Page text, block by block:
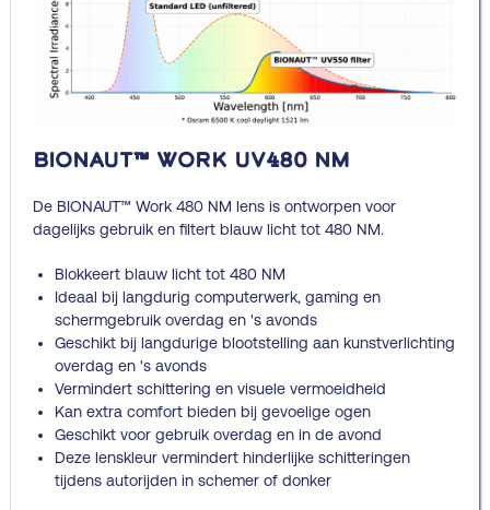
BIONAUT™ Work UV480 NM
De BIONAUT™ Work 480 NM lens is ontworpen voor
dagelijks gebruik en filtert blauw licht tot 480 NM.
Blokkeert blauw licht tot 480 NM
Ideaal bij langdurig computerwerk, gaming en
schermgebruik overdag en 's avonds
Geschikt bij langdurige blootstelling aan kunstverlichting
overdag en 's avonds
Vermindert schittering en visuele vermoeidheid
Kan extra comfort bieden bij gevoelige ogen
Geschikt voor gebruik overdag en in de avond
Deze lenskleur vermindert hinderlijke schitteringen
tijdens autorijden in schemer of donker